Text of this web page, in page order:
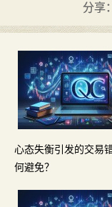
分享：
心态失衡引发的交易
何避免？